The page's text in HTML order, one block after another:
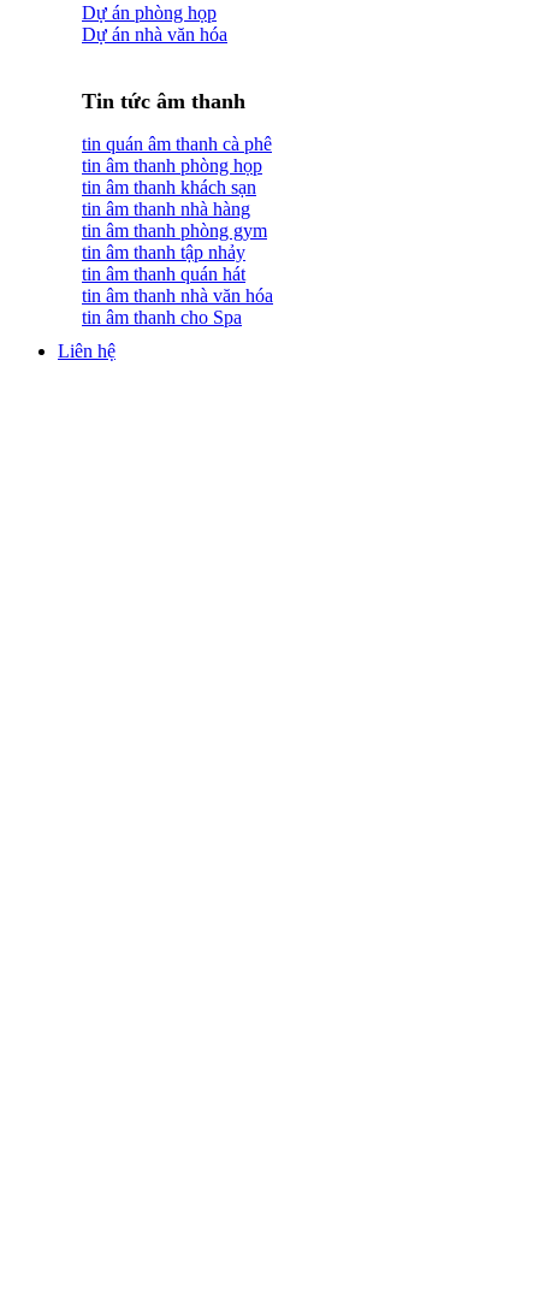
Dự án phòng họp
Dự án nhà văn hóa
Tin tức âm thanh
tin quán âm thanh cà phê
tin âm thanh phòng họp
tin âm thanh khách sạn
tin âm thanh nhà hàng
tin âm thanh phòng gym
tin âm thanh tập nhảy
tin âm thanh quán hát
tin âm thanh nhà văn hóa
tin âm thanh cho Spa
Liên hệ